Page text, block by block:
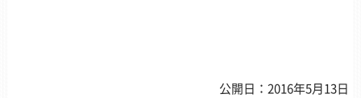
公開日：2016年5月13日